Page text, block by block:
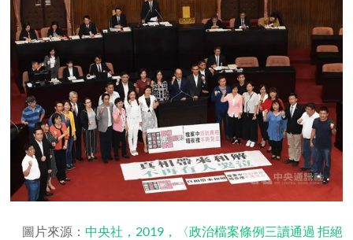
圖片來源： 中央社，2019，〈政治檔案條例三讀通過 拒絕